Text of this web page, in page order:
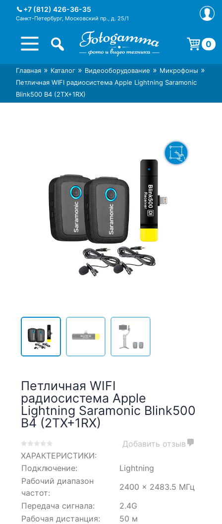
+7 (812) 426-36-35
Санкт-Петербург, Московский пр., д. 25/1
Интернет-магазин фототехники
Foto-Gamma в СПб
Магазин фотоаксессуаров foto-
gamma.ru
0
Корзина пуста.
Главная » Каталог » Видеооборудование » Микрофоны »
Петличная WIFI радиосистема Apple Lightning Saramonic
Blink500 B4 (2TX+1RX)
Петличная WIFI
радиосистема Apple
Lightning Saramonic Blink500
B4 (2TX+1RX)
0
of
5
based
0
ratings
Добавить отзыв
ХАРАКТЕРИСТИКИ:
Подключение:
Lightning
Рабочий диапазон
частот:
2400 × 2483.5 МГц
Передача сигнала:
2.4G
Рабочая дистанция:
50 м